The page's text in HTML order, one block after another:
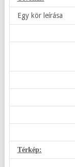
Egy kör leírása
Térkép: